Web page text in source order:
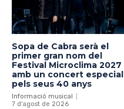
Sopa de Cabra serà el
primer gran nom del
Festival Microclima 2027
amb un concert especial
pels seus 40 anys
Informació musical
7 d'agost de 2026